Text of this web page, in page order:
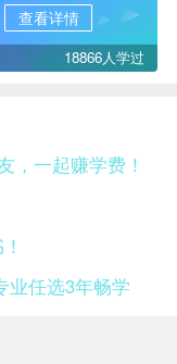
查看详情
18866人学过
，一起赚学费！
业任选3年畅学